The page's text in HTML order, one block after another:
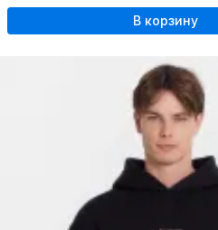
В корзину